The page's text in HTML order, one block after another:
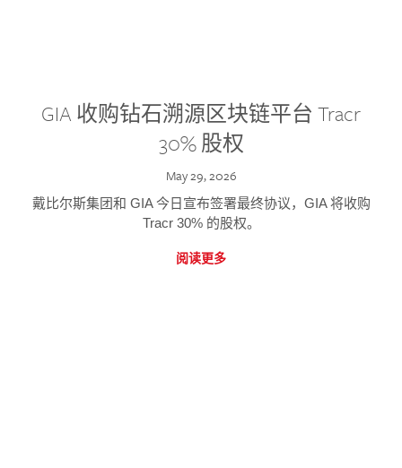
GIA 收购钻石溯源区块链平台 Tracr
30% 股权
May 29, 2026
戴比尔斯集团和 GIA 今日宣布签署最终协议，GIA 将收购
Tracr 30% 的股权。
阅读更多